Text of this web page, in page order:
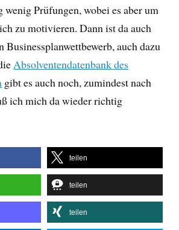
Prüfungen, wobei es aber um
zu motivieren. Dann ist da auch
Businessplanwettbewerb, auch dazu
Absolventendatenbank des
gibt es auch noch, zumindest nach
ich mich da wieder richtig
teilen
teilen
teilen